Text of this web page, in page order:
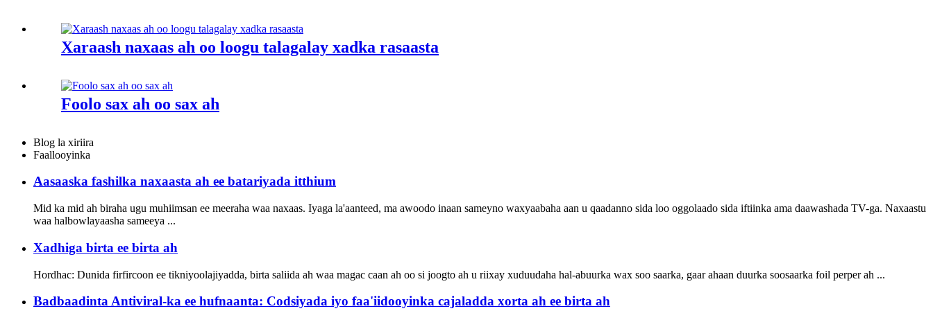
Xaraash naxaas ah oo loogu talagalay xadka rasaasta
Foolo sax ah oo sax ah
Blog la xiriira
Faallooyinka
Aasaaska fashilka naxaasta ah ee batariyada itthium
Mid ka mid ah biraha ugu muhiimsan ee meeraha waa naxaas. Iyaga la'aanteed, ma awoodo inaan sameyno waxyaabaha aan u qaadanno sida loo oggolaado sida iftiinka ama daawashada TV-ga. Naxaastu
waa halbowlayaasha sameeya ...
Xadhiga birta ee birta ah
Hordhac: Dunida firfircoon ee tikniyoolajiyadda, birta saliida ah waa magac caan ah oo si joogto ah u riixay xuduudaha hal-abuurka wax soo saarka, gaar ahaan duurka soosaarka foil perper ah ...
Badbaadinta Antiviral-ka ee hufnaanta: Codsiyada iyo faa'iidooyinka cajaladda xorta ah ee birta ah